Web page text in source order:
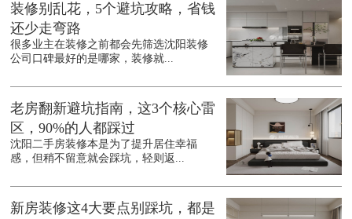
装修别乱花，5个避坑攻略，省钱
还少走弯路
很多业主在装修之前都会先筛选沈阳装修
公司口碑最好的是哪家，装修就...
老房翻新避坑指南，这3个核心雷
区，90%的人都踩过
沈阳二手房装修本是为了提升居住幸福
感，但稍不留意就会踩坑，轻则返...
新房装修这4大要点别踩坑，都是